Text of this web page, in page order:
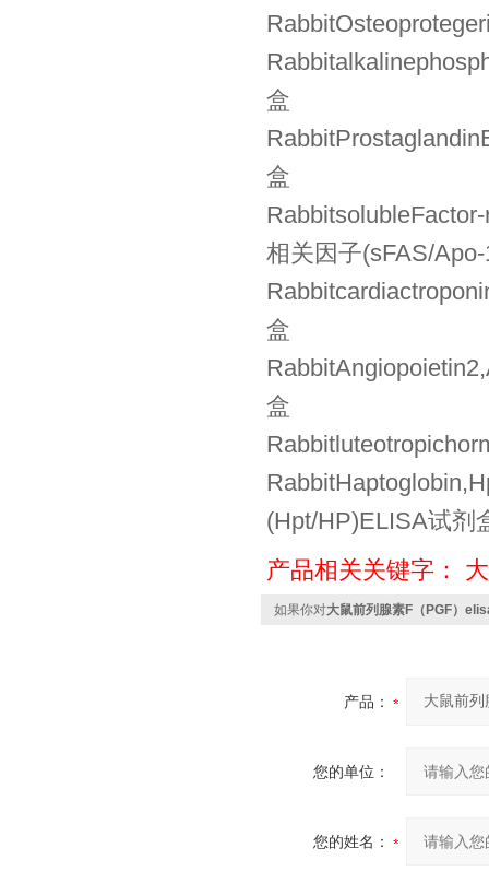
盒
盒
相关因子(sFAS/
盒
盒
(Hpt/HP)ELISA试剂
产品相关关键字：
如果你对大鼠前列腺素F（PGF）
产品：
您的单位：
您的姓名：